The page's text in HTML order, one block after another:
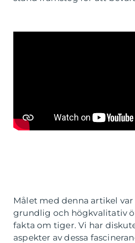
Målet med denna artikel var
grundlig och högkvalitativ
fakta om tiger. Vi har
aspekter av dessa